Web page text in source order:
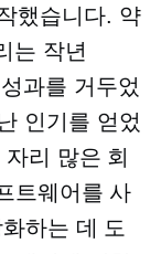
했습니다. 약
는 작년
과를 거두었
인기를 얻었
리
많은 회
트웨어를 사
하는 데 도